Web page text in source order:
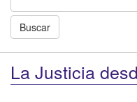
Buscar